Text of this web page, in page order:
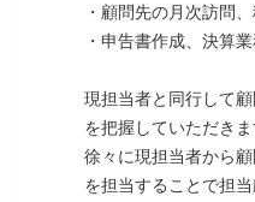
・顧問先の月次訪問
・申告書作成、決算
現担当者と同行して
を把握していただきま
徐々に現担当者から
を担当することで担